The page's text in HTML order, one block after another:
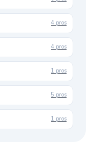
4 pros
4 pros
1 pros
5 pros
1 pros